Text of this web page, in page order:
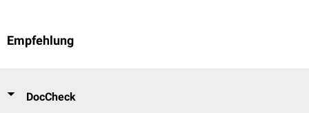
Empfehlung
DocCheck